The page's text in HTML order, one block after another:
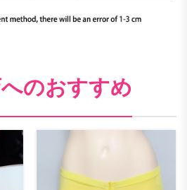
のおすすめ